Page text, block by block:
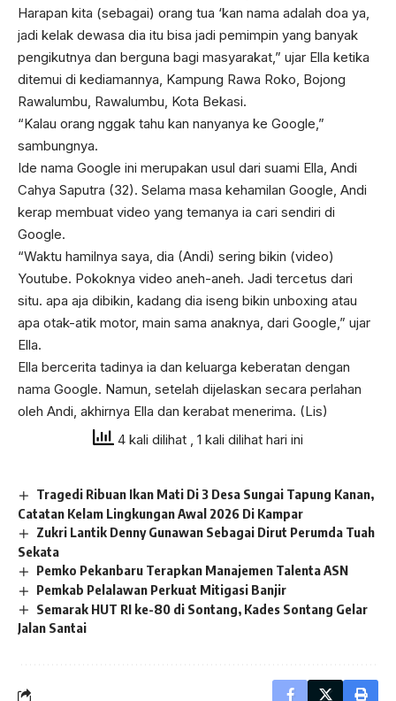
Harapan kita (sebagai) orang tua ‘kan nama adalah doa ya,
jadi kelak dewasa dia itu bisa jadi pemimpin yang banyak
pengikutnya dan berguna bagi masyarakat,” ujar Ella ketika
ditemui di kediamannya, Kampung Rawa Roko, Bojong
Rawalumbu, Rawalumbu, Kota Bekasi.
“Kalau orang nggak tahu kan nanyanya ke Google,”
sambungnya.
Ide nama Google ini merupakan usul dari suami Ella, Andi
Cahya Saputra (32). Selama masa kehamilan Google, Andi
kerap membuat video yang temanya ia cari sendiri di
Google.
“Waktu hamilnya saya, dia (Andi) sering bikin (video)
Youtube. Pokoknya video aneh-aneh. Jadi tercetus dari
situ. apa aja dibikin, kadang dia iseng bikin unboxing atau
apa otak-atik motor, main sama anaknya, dari Google,” ujar
Ella.
Ella bercerita tadinya ia dan keluarga keberatan dengan
nama Google. Namun, setelah dijelaskan secara perlahan
oleh Andi, akhirnya Ella dan kerabat menerima. (Lis)
4 kali dilihat
, 1 kali dilihat hari ini
Tragedi Ribuan Ikan Mati Di 3 Desa Sungai Tapung Kanan,
Catatan Kelam Lingkungan Awal 2026 Di Kampar
Zukri Lantik Denny Gunawan Sebagai Dirut Perumda Tuah
Sekata
Pemko Pekanbaru Terapkan Manajemen Talenta ASN
Pemkab Pelalawan Perkuat Mitigasi Banjir
Semarak HUT RI ke-80 di Sontang, Kades Sontang Gelar
Jalan Santai